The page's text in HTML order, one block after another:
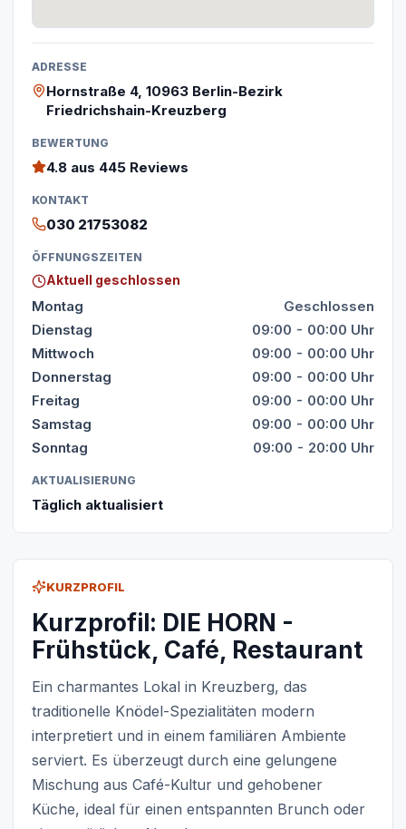
KURZPROFIL
Kurzprofil: DIE HORN -
Frühstück, Café, Restaurant
Ein charmantes Lokal in Kreuzberg, das
traditionelle Knödel-Spezialitäten modern
interpretiert und in einem familiären Ambiente
serviert. Es überzeugt durch eine gelungene
Mischung aus Café-Kultur und gehobener
Küche, ideal für einen entspannten Brunch oder
ADRESSE
Hornstraße 4, 10963 Berlin-Bezirk
Friedrichshain-Kreuzberg
BEWERTUNG
4.8 aus 445 Reviews
KONTAKT
030 21753082
ÖFFNUNGSZEITEN
Aktuell geschlossen
Montag
Geschlossen
Dienstag
09:00 - 00:00 Uhr
Mittwoch
09:00 - 00:00 Uhr
Donnerstag
09:00 - 00:00 Uhr
Freitag
09:00 - 00:00 Uhr
Samstag
09:00 - 00:00 Uhr
Sonntag
09:00 - 20:00 Uhr
AKTUALISIERUNG
Täglich aktualisiert